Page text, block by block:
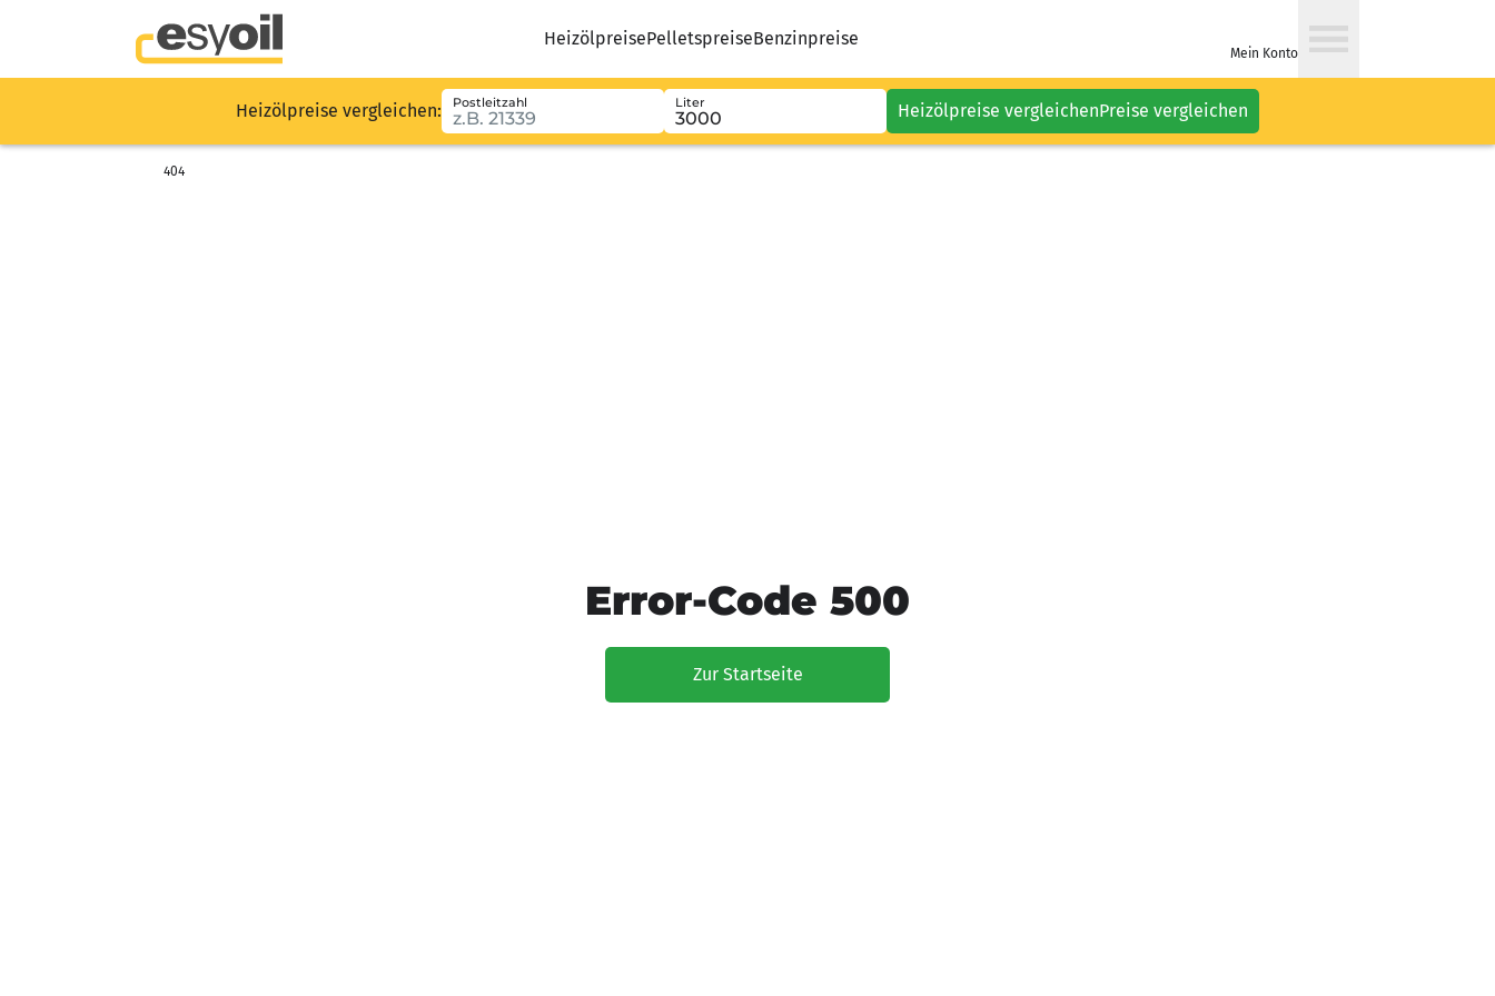
HeizölpreisePelletspreiseBenzinpreise
Mein Konto
Heizölpreise vergleichen: Postleitzahl Liter Heizölpreise vergleichenPreise vergleichen
404
Error-Code 500
Zur Startseite